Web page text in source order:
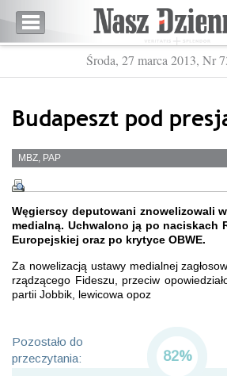
Środa, 27 marca 2013, Nr
Budapeszt pod
MBZ, PAP
Węgierscy deputowani znowelizowali
medialną. Uchwalono ją po naciskach
Europejskiej oraz po krytyce OBWE.
Za nowelizacją ustawy medialnej
rządzącego Fideszu, przeciw
partii Jobbik, lewicowa opoz
Pozostało do
przeczytania:
82%